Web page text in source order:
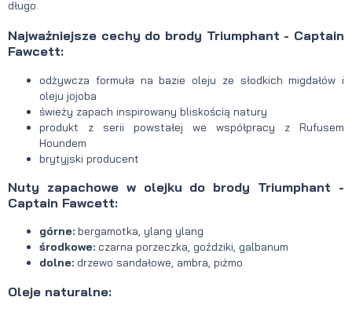
długo.
Najważniejsze cechy do brody Triumphant - Captain
Fawcett:
odżywcza formuła na bazie oleju ze słodkich migdałów i
oleju jojoba
świeży zapach inspirowany bliskością natury
produkt z serii powstałej we współpracy z Rufusem
Houndem
brytyjski producent
Nuty zapachowe w olejku do brody Triumphant -
Captain Fawcett:
górne: bergamotka, ylang ylang
środkowe: czarna porzeczka, goździki, galbanum
dolne: drzewo sandałowe, ambra, piżmo
Oleje naturalne: